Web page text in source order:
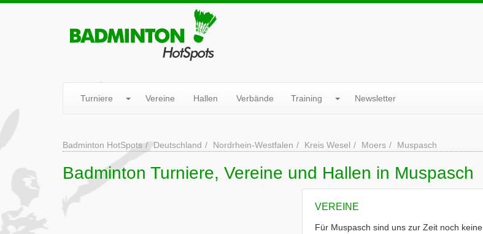
Turniere Vereine Hallen Verbände Training Newsletter
Badminton HotSpots Deutschland Nordrhein-Westfalen Kreis Wesel Moers Muspasch
Badminton Turniere, Vereine und Hallen in Muspasch
VEREINE
Für Muspasch sind uns zur Zeit noch keine